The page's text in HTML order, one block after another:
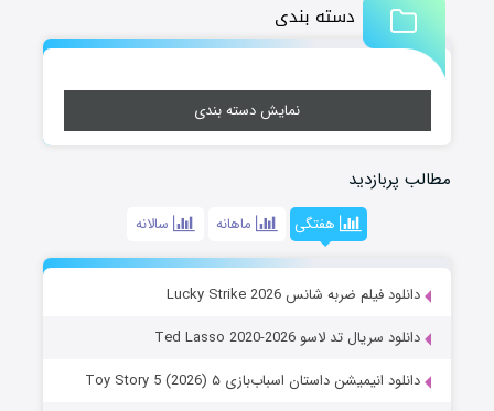
دسته بندی
نمایش دسته بندی
مطالب پربازدید
هفتگی ماهانه سالانه
دانلود فیلم ضربه شانس Lucky Strike 2026
دانلود سریال تد لاسو Ted Lasso 2020-2026
دانلود انیمیشن داستان اسباب‌بازی ۵ Toy Story 5 (2026)